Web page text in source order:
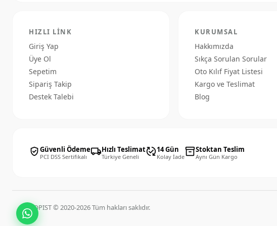
HIZLI LINK
Giriş Yap
Üye Ol
Sepetim
Sipariş Takip
Destek Talebi
KURUMSAL
Hakkımızda
Sıkça Sorulan Sorular
Oto Kılıf Fiyat Listesi
Kargo ve Teslimat
Blog
verified_userGüvenli Ödeme
PCI DSS Sertifikalı local_shippingHızlı Teslimat
Türkiye Geneli published_with_changes14 Gün
Kolay İadeinventory_2Stoktan Teslim
Aynı Gün Kargo
OTOPIST © 2020-2026 Tüm hakları saklıdır.